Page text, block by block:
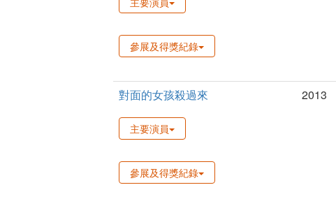
參展及得獎紀錄
對面的女孩殺過來 2013
主要演員
參展及得獎紀錄